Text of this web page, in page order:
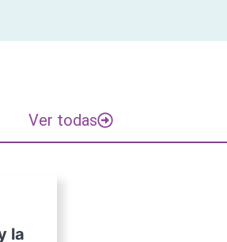
Ver todas
la